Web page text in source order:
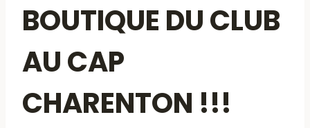
BOUTIQUE DU CLUB
AU CAP
CHARENTON !!!